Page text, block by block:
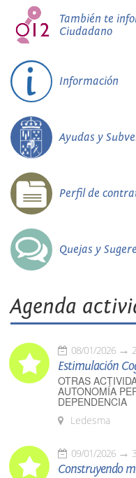
También te
Ciudadano
Información
Ayudas y
Perfil de
Quejas y
Agenda
08/01/2026
Estimulación
OTRAS
AUTONOMÍA
DEPENDENCIA
Ledesma
09/01/2026
Construyendo